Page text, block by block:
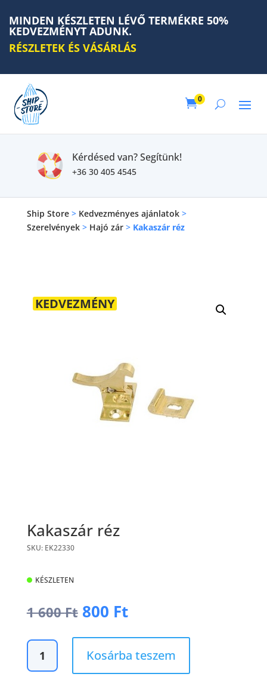
MINDEN KÉSZLETEN LÉVŐ TERMÉKRE 50%
KEDVEZMÉNYT ADUNK.
RÉSZLETEK ÉS VÁSÁRLÁS
0
Kérdésed van? Segítünk!
+36 30 405 4545
Ship Store> Kedvezményes ajánlatok>
Szerelvények> Hajó zár> Kakaszár réz
KEDVEZMÉNY
Kakaszár réz
SKU: EK22330
KÉSZLETEN
1 600Ft Original
price
was:
1
600 Ft.
800 FtCurrent
price
is:
800 Ft.
Kakaszár
mennyiség
Kosárba teszem